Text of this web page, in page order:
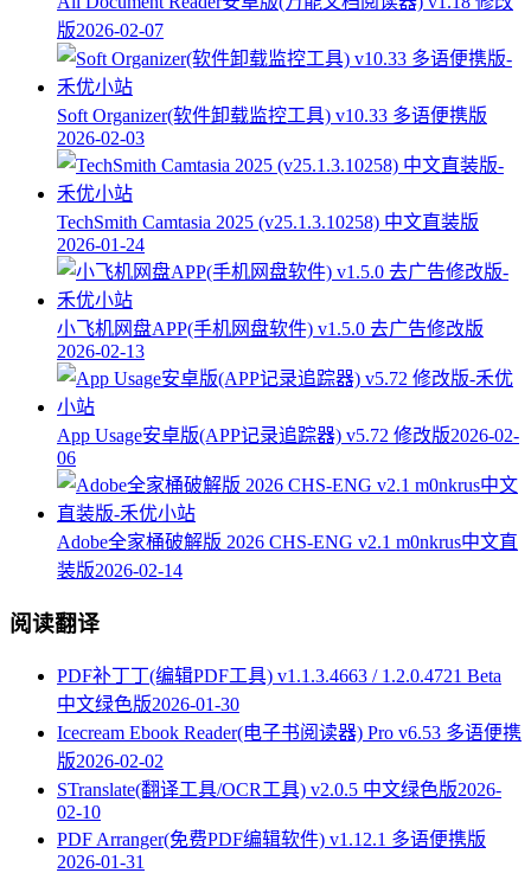
版2026-02-07
Soft Organizer(软件卸载监控工具) v10.33 多语便携版
2026-02-03
TechSmith Camtasia 2025 (v25.1.3.10258) 中文直装版
2026-01-24
小飞机网盘APP(手机网盘软件) v1.5.0 去广告修改版
2026-02-13
App Usage安卓版(APP记录追踪器) v5.72 修改版2026-02-
06
Adobe全家桶破解版 2026 CHS-ENG v2.1 m0nkrus中文直
装版2026-02-14
阅读翻译
PDF补丁丁(编辑PDF工具) v1.1.3.4663 / 1.2.0.4721 Beta
中文绿色版2026-01-30
Icecream Ebook Reader(电子书阅读器) Pro v6.53 多语便携
版2026-02-02
STranslate(翻译工具/OCR工具) v2.0.5 中文绿色版2026-
02-10
PDF Arranger(免费PDF编辑软件) v1.12.1 多语便携版
2026-01-31